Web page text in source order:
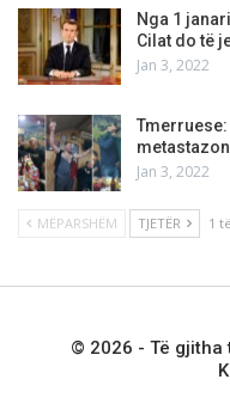
Nga 1
Cilat do të
Jan 3, 2022
Jan 3, 2022
MËPARSHËM TJETËR 1
© 2026 - Të gjitha